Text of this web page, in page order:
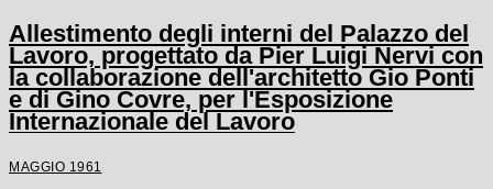
Allestimento degli interni del Palazzo del
Lavoro, progettato da Pier Luigi Nervi con
la collaborazione dell'architetto Gio Ponti
e di Gino Covre, per l'Esposizione
Internazionale del Lavoro
MAGGIO 1961